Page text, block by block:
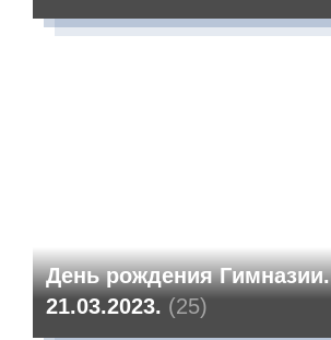
День рождения Гимназии.
21.03.2023. (25)